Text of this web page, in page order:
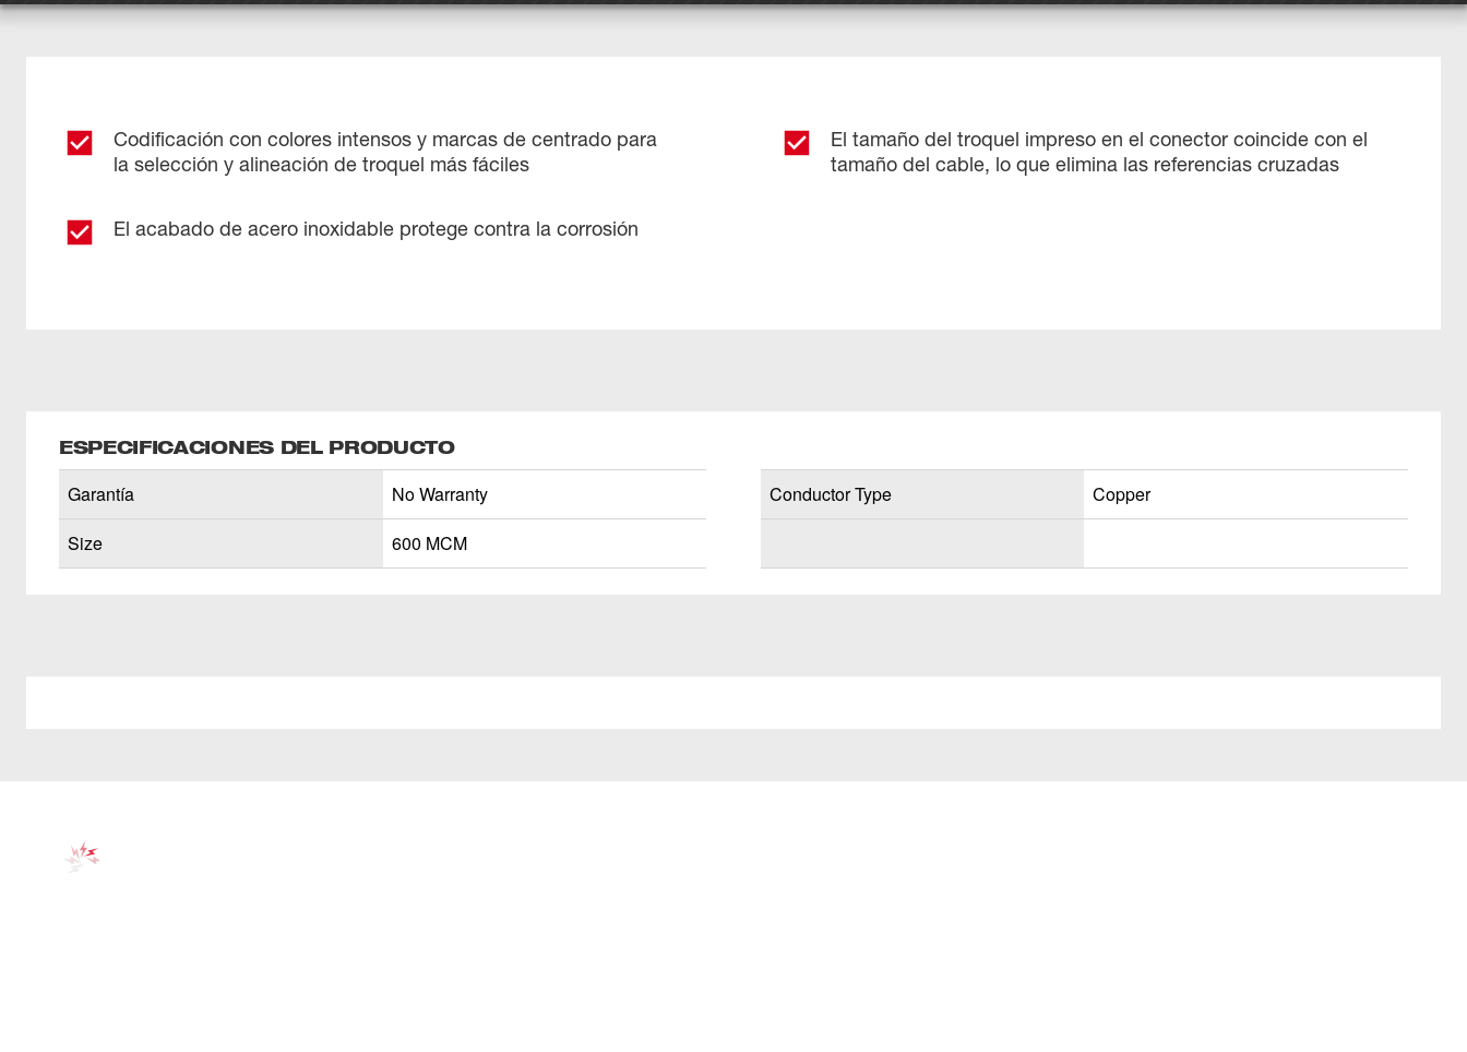
Codificación con colores intensos y marcas de centrado para
la selección y alineación de troquel más fáciles
El tamaño del troquel impreso en el conector coincide con el
tamaño del cable, lo que elimina las referencias cruzadas
El acabado de acero inoxidable protege contra la corrosión
ESPECIFICACIONES DEL PRODUCTO
Garantía
No Warranty
Size
600 MCM
Conductor Type Copper